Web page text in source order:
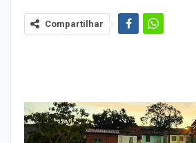
Compartilhar